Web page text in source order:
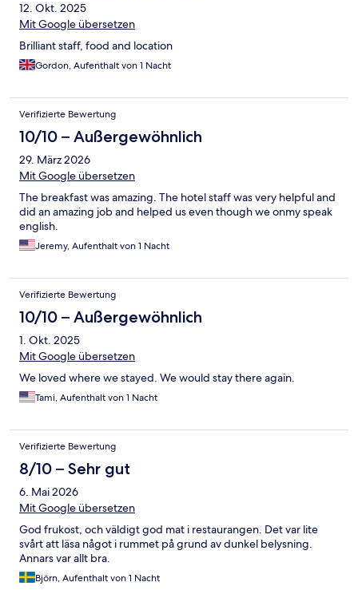
12. Okt. 2025
Mit Google übersetzen
Brilliant staff, food and location
Gordon, Aufenthalt von 1 Nacht
Verifizierte Bewertung
10/10 – Außergewöhnlich
29. März 2026
Mit Google übersetzen
The breakfast was amazing. The hotel staff was very helpful and
did an amazing job and helped us even though we onmy speak
english.
Jeremy, Aufenthalt von 1 Nacht
Verifizierte Bewertung
10/10 – Außergewöhnlich
1. Okt. 2025
Mit Google übersetzen
We loved where we stayed. We would stay there again.
Tami, Aufenthalt von 1 Nacht
Verifizierte Bewertung
8/10 – Sehr gut
6. Mai 2026
Mit Google übersetzen
God frukost, och väldigt god mat i restaurangen. Det var lite
svårt att läsa något i rummet på grund av dunkel belysning.
Annars var allt bra.
Björn, Aufenthalt von 1 Nacht